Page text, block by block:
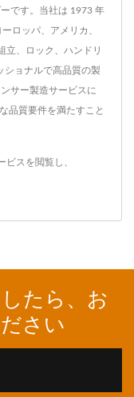
です。当社は 1973 年
ロッパ、アメリカ、
立、ロック、ハンドリ
ショナルで高品質の製
サー製造サービスに
品質要件を満たすこと
ビスを閲覧し、
たら、お
さい